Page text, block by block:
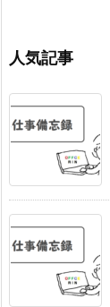
人気記事